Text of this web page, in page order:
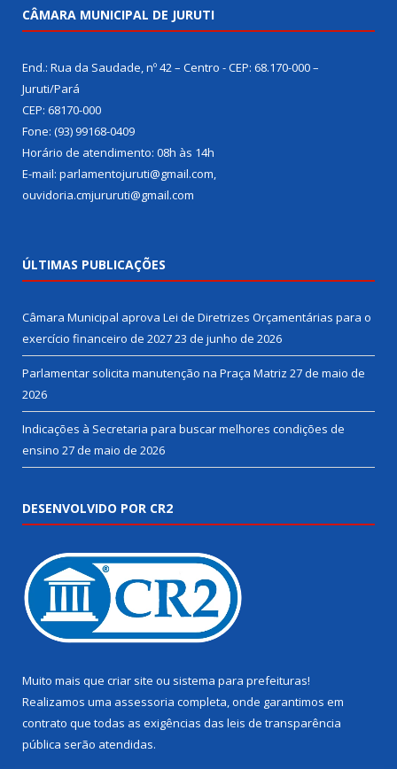
CÂMARA MUNICIPAL DE JURUTI
End.: Rua da Saudade, nº 42 – Centro - CEP: 68.170-000 –
Juruti/Pará
CEP: 68170-000
Fone: (93) 99168-0409
Horário de atendimento: 08h às 14h
E-mail: parlamentojuruti@gmail.com,
ouvidoria.cmjururuti@gmail.com
ÚLTIMAS PUBLICAÇÕES
Câmara Municipal aprova Lei de Diretrizes Orçamentárias para o
exercício financeiro de 202723 de junho de 2026
Parlamentar solicita manutenção na Praça Matriz 27 de maio de
2026
Indicações à Secretaria para buscar melhores condições de
ensino 27 de maio de 2026
DESENVOLVIDO POR CR2
Muito mais que criar site ou sistema para prefeituras!
Realizamos uma assessoria completa, onde garantimos em
contrato que todas as exigências das leis de transparência
pública serão atendidas.